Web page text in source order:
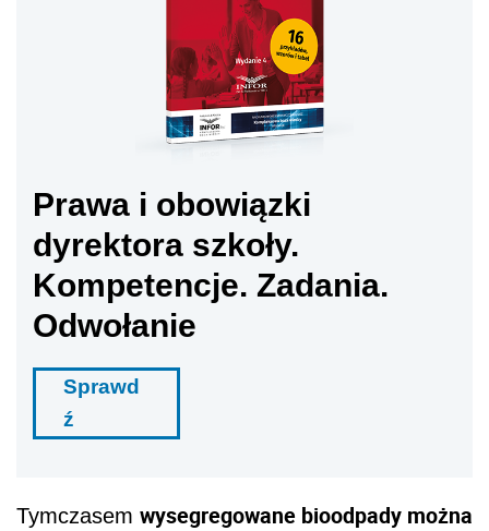
Prawa i obowiązki
dyrektora szkoły.
Kompetencje. Zadania.
Odwołanie
Sprawd
ź
Tymczasem wysegregowane bioodpady można